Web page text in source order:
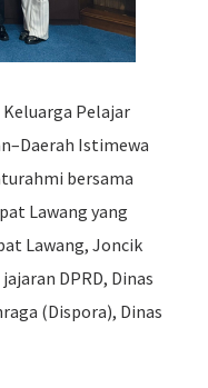
Pelajar
Istimewa
bersama
Lawang yang
Lawang, Joncik
DPRD, Dinas
(Dispora), Dinas